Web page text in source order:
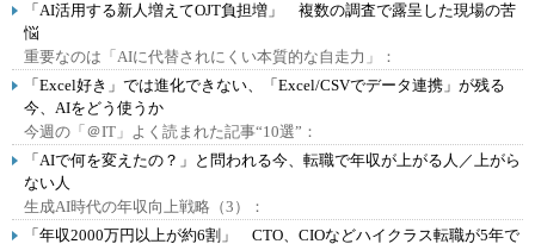
「AI活用する新人増えてOJT負担増」 複数の調査で露呈した現場の苦
悩
重要なのは「AIに代替されにくい本質的な自走力」：
「Excel好き」では進化できない、「Excel/CSVでデータ連携」が残る
今、AIをどう使うか
今週の「＠IT」よく読まれた記事“10選”：
「AIで何を変えたの？」と問われる今、転職で年収が上がる人／上がら
ない人
生成AI時代の年収向上戦略（3）：
「年収2000万円以上が約6割」 CTO、CIOなどハイクラス転職が5年で